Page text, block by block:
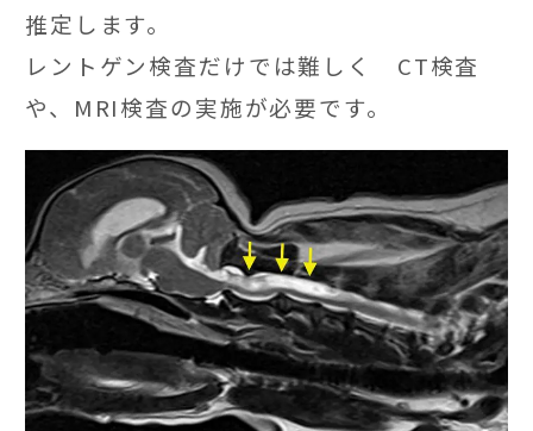
推定します。
レントゲン検査だけでは難しく CT検査
や、MRI検査の実施が必要です。